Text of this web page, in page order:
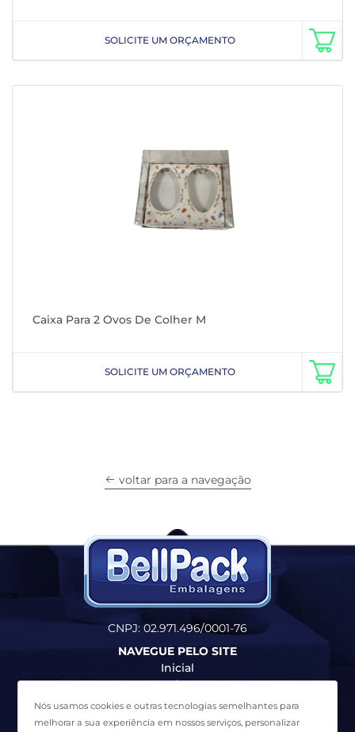
Nós usamos cookies e outras tecnologias semelhantes para
melhorar a sua experiência em nossos serviços, personalizar
SOLICITE UM ORÇAMENTO
Caixa Para 2 Ovos De Colher M
SOLICITE UM ORÇAMENTO
voltar para a navegação
CNPJ: 02.971.496/0001-76
NAVEGUE PELO SITE
Inicial
Produtos
Quem Somos
Contato